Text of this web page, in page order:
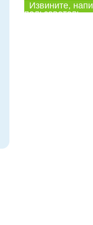
Извините,
пользователь.